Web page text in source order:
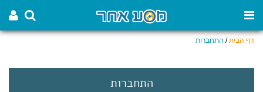
דף הבית/ התחברות
התחברות